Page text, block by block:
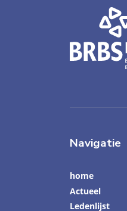
Navigatie
home
Actueel
Ledenlijst